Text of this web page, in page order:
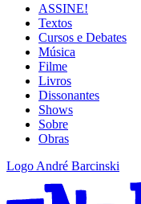
ASSINE!
Textos
Cursos e Debates
Música
Filme
Livros
Dissonantes
Shows
Sobre
Obras
Logo André Barcinski